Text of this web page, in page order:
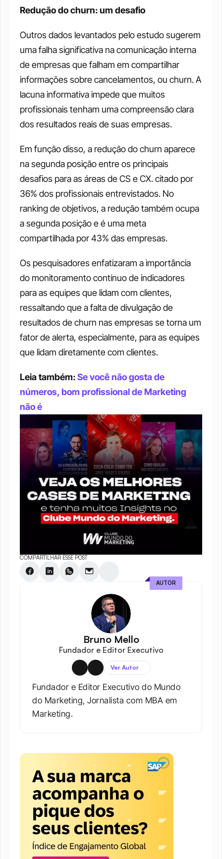
Redução do churn: um desafio
Outros dados levantados pelo estudo sugerem
uma falha significativa na comunicação interna
de empresas que falham em compartilhar
informações sobre cancelamentos, ou churn. A
lacuna informativa impede que muitos
profissionais tenham uma compreensão clara
dos resultados reais de suas empresas.
Em função disso, a redução do churn aparece
na segunda posição entre os principais
desafios para as áreas de CS e CX. citado por
36% dos profissionais entrevistados. No
ranking de objetivos, a redução também ocupa
a segunda posição e é uma meta
compartilhada por 43% das empresas.
Os pesquisadores enfatizaram a importância
do monitoramento contínuo de indicadores
para as equipes que lidam com clientes,
ressaltando que a falta de divulgação de
resultados de churn nas empresas se torna um
fator de alerta, especialmente, para as equipes
que lidam diretamente com clientes.
Leia também: Se você não gosta de
números, bom profissional de Marketing
não é
COMPARTILHAR ESSE POST
Bruno Mello
Fundador e Editor Executivo
Ver Autor
Fundador e Editor Executivo do Mundo
do Marketing, Jornalista com MBA em
Marketing.
AUTOR